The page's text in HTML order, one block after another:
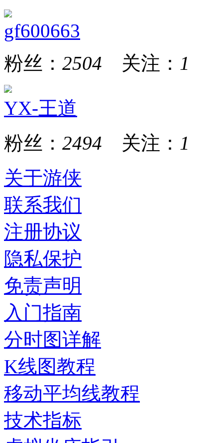
gf600663
粉丝： 2504 关注： 1
YX-王道
粉丝： 2494 关注： 1
关于游侠
联系我们
注册协议
隐私保护
免责声明
入门指南
分时图详解
K线图教程
移动平均线教程
技术指标